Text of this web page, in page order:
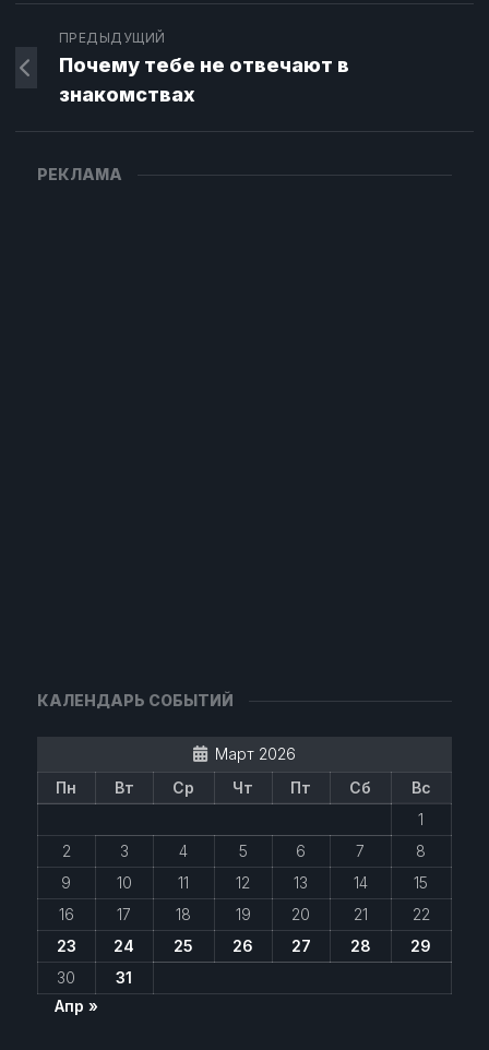
ПРЕДЫДУЩИЙ
Почему тебе не отвечают в
знакомствах
РЕКЛАМА
КАЛЕНДАРЬ СОБЫТИЙ
Март 2026
Пн
Вт Ср Чт Пт Сб
Вс
1
2
3 4 5 6 7
8
9
10 11 12 13 14
15
16
17 18 19 20 21
22
23
24 25 26 27 28
29
30
31
Апр »